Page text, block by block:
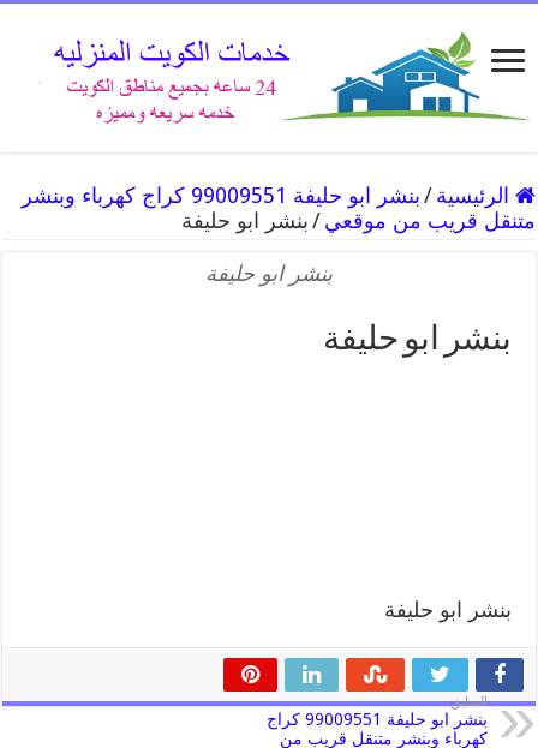
الرئيسية /
بنشر ابو حليفة 99009551 كراج كهرباء وبنشر
متنقل قريب من موقعي /بنشر ابو حليفة
بنشر ابو حليفة
بنشر ابو حليفة
بنشر ابو حليفة
السابق
بنشر ابو حليفة 99009551 كراج
كهرباء وبنشر متنقل قريب من